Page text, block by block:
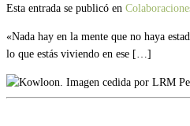
Esta entrada se publicó en
«Nada hay en la mente que no haya
lo que estás viviendo en ese […]